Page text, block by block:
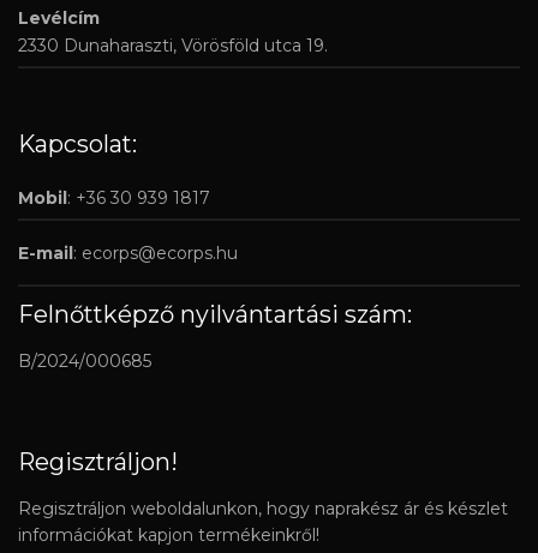
Levélcím
2330 Dunaharaszti, Vörösföld utca 19.
Kapcsolat:
Mobil: +36 30 939 1817
E-mail: ecorps@ecorps.hu
Felnőttképző nyilvántartási szám:
B/2024/000685
Regisztráljon!
Regisztráljon weboldalunkon, hogy naprakész ár és készlet
információkat kapjon termékeinkről!